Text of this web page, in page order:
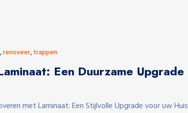
,renoveer,trappen
Een Duurzame Upgrade
met Laminaat: Een Stijlvolle Upgrade voor uw Huis